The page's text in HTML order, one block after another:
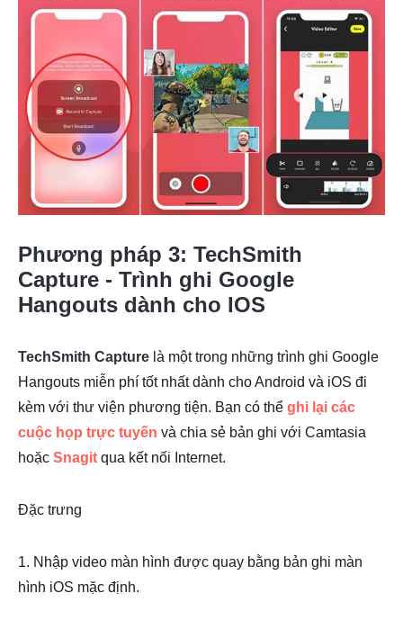
Phương pháp 3: TechSmith
Capture - Trình ghi Google
Hangouts dành cho IOS
TechSmith Capture là một trong những trình ghi Google
Hangouts miễn phí tốt nhất dành cho Android và iOS đi
kèm với thư viện phương tiện. Bạn có thể ghi lại các
cuộc họp trực tuyến và chia sẻ bản ghi với Camtasia
hoặc Snagit qua kết nối Internet.
Đặc trưng
1. Nhập video màn hình được quay bằng bản ghi màn
hình iOS mặc định.